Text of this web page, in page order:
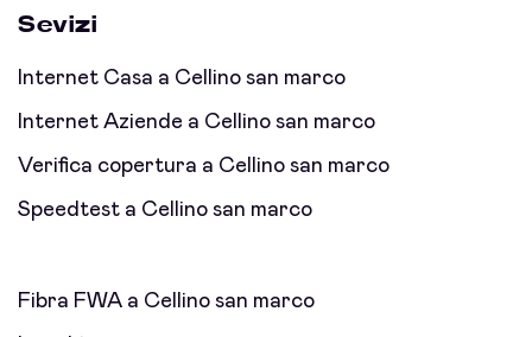
Sevizi
Internet Casa a Cellino san marco
Internet Aziende a Cellino san marco
Verifica copertura a Cellino san marco
Speedtest a Cellino san marco
Fibra FWA a Cellino san marco